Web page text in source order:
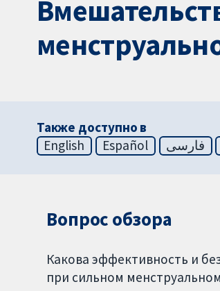
Также доступно в
English
Español فارسی
Вопрос обзора
Какова эффективность и
при сильном